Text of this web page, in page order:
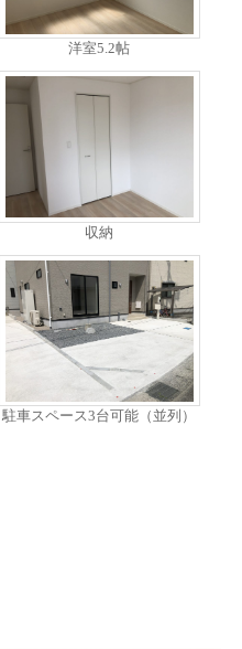
洋室5.2帖
収納
駐車スペース3台可能（並列）